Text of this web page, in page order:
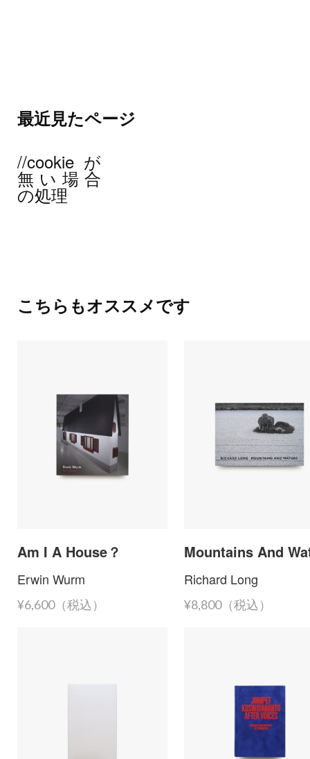
最近見たページ
//cookieが
無い場合
の処理
こちらもオススメです
Am I A House？
Erwin Wurm
¥6,600（税込）
Mountains And
Richard Long
¥8,800（税込）